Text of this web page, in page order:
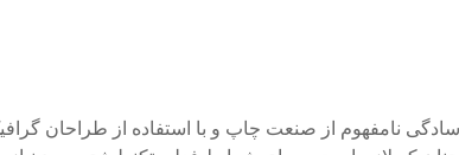
سادگی نامفهوم از صنعت چاپ و با استفاده از طراحان